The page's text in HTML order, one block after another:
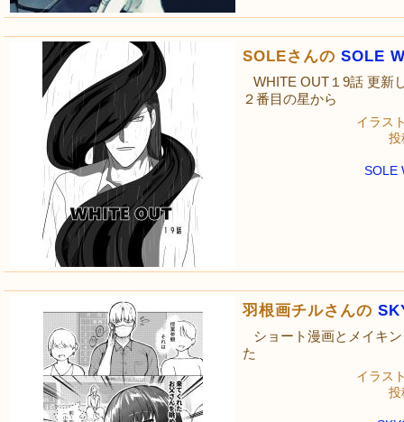
SOLEさんの SOLE
WHITE OUT１9話 更新
２番目の星から
イラス
投
SOLE
羽根画チルさんの
ショート漫画とメイキ
た
イラス
投